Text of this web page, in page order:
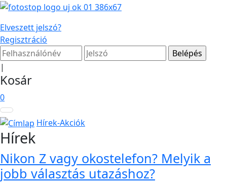
Elveszett jelszó?
Regisztráció
|
Kosár
0
Hírek-Akciók
Hírek
Nikon Z vagy okostelefon? Melyik a
jobb választás utazáshoz?